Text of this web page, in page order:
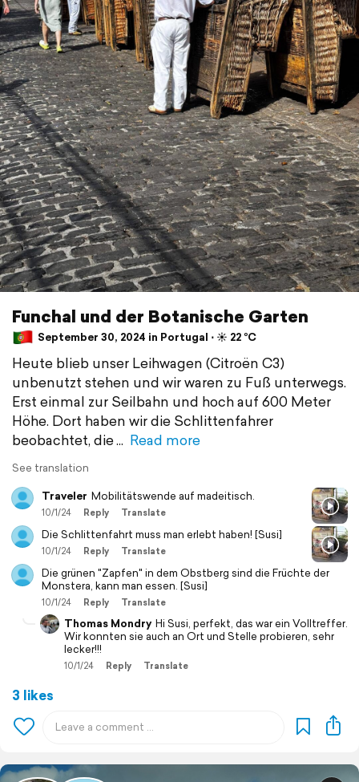
Funchal und der Botanische Garten
September 30, 2024 in Portugal ⋅ ☀️ 22 °C
Heute blieb unser Leihwagen (Citroën C3)
unbenutzt stehen und wir waren zu Fuß unterwegs.
Erst einmal zur Seilbahn und hoch auf 600 Meter
Höhe. Dort haben wir die Schlittenfahrer
beobachtet, die
Read more
See translation
Traveler Mobilitätswende auf madeitisch.
10/1/24 Reply Translate
Die Schlittenfahrt muss man erlebt haben! [Susi]
10/1/24 Reply Translate
Die grünen "Zapfen" in dem Obstberg sind die Früchte der
Monstera, kann man essen. [Susi]
10/1/24 Reply Translate
Thomas Mondry Hi Susi, perfekt, das war ein Volltreffer.
Wir konnten sie auch an Ort und Stelle probieren, sehr
lecker!!!
10/1/24 Reply Translate
3 likes